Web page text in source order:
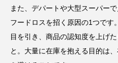
また、デパートや大型スーパー
フードロスを招く原因の1つです
目を引き、商品の認知度を上げ
と。大量に在庫を抱える目的は